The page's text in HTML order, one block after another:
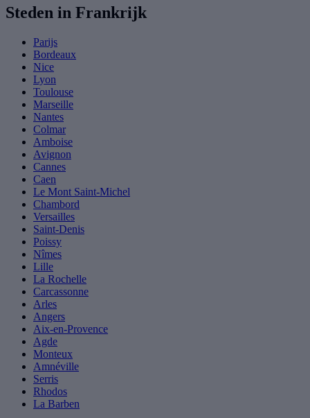
Steden in Frankrijk
Parijs
Bordeaux
Nice
Lyon
Toulouse
Marseille
Nantes
Colmar
Amboise
Avignon
Cannes
Caen
Le Mont Saint-Michel
Chambord
Versailles
Saint-Denis
Poissy
Nîmes
Lille
La Rochelle
Carcassonne
Arles
Angers
Aix-en-Provence
Agde
Monteux
Amnéville
Serris
Rhodos
La Barben